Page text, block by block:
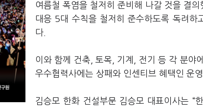
여름철 폭염을 철저히 준비해 나갈 것을 결
대응 5대 수칙을 철저히 준수하도록 독려하
다.
이와 함께 건축, 토목, 기계, 전기 등 각 분야
우수협력사에는 상패와 인센티브 혜택인 운
김승모 한화 건설부문 김승모 대표이사는 “